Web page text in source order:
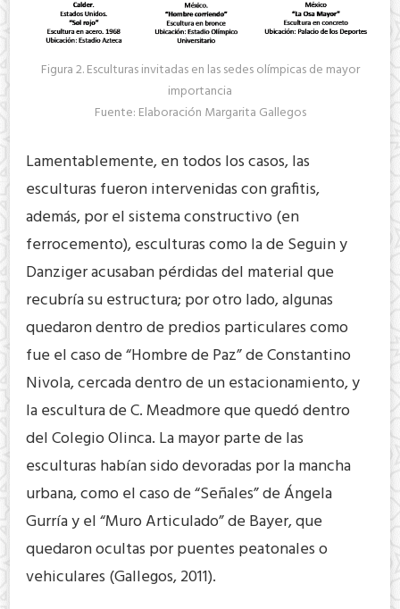
Figura 2. Esculturas invitadas en las sedes olímpicas de mayor
importancia
Fuente: Elaboración Margarita Gallegos
Lamentablemente, en todos los casos, las
esculturas fueron intervenidas con grafitis,
además, por el sistema constructivo (en
ferrocemento), esculturas como la de Seguin y
Danziger acusaban pérdidas del material que
recubría su estructura; por otro lado, algunas
quedaron dentro de predios particulares como
fue el caso de “Hombre de Paz” de Constantino
Nivola, cercada dentro de un estacionamiento, y
la escultura de C. Meadmore que quedó dentro
del Colegio Olinca. La mayor parte de las
esculturas habían sido devoradas por la mancha
urbana, como el caso de “Señales” de Ángela
Gurría y el “Muro Articulado” de Bayer, que
quedaron ocultas por puentes peatonales o
vehiculares (Gallegos, 2011).